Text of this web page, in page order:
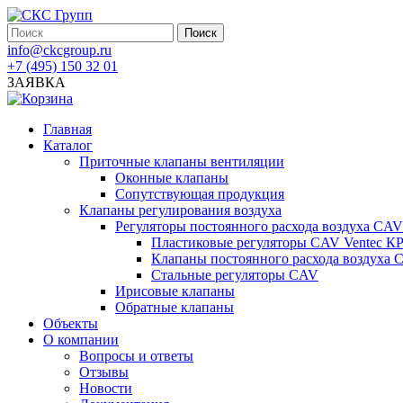
info@ckcgroup.ru
+7 (495) 150 32 01
ЗАЯВКА
Главная
Каталог
Приточные клапаны вентиляции
Оконные клапаны
Сопутствующая продукция
Клапаны регулирования воздуха
Регуляторы постоянного расхода воздуха CAV
Пластиковые регуляторы CAV Ventec
Клапаны постоянного расхода воздуха
Стальные регуляторы CAV
Ирисовые клапаны
Обратные клапаны
Объекты
О компании
Вопросы и ответы
Отзывы
Новости